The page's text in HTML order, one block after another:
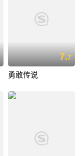
7.7
勇敢传说